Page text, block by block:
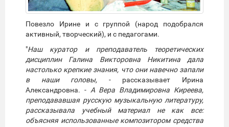
Повезло Ирине и с группой (народ подобрался
активный, творческий), и с педагогами.
"Наш куратор и преподаватель теоретических
дисциплин Галина Викторовна Никитина дала
настолько крепкие знания, что они навечно запали
в наши головы, - рассказывает Ирина
Александровна. - А Вера Владимировна Киреева,
преподававшая русскую музыкальную литературу,
рассказывала учебный материал не как все:
объясняя использованные композитором средства